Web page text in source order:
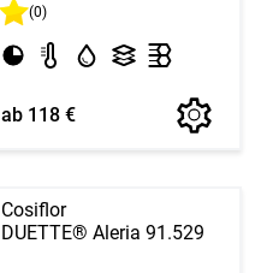
(0)
ab 118 €
Cosiflor
DUETTE® Aleria 91.529